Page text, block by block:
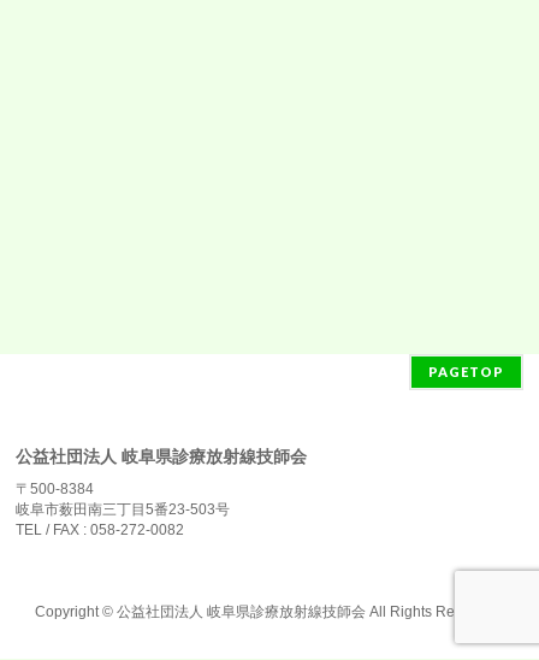
PAGETOP
公益社団法人 岐阜県診療放射線技師会
〒500-8384
岐阜市薮田南三丁目5番23-503号
TEL / FAX : 058-272-0082
Copyright ©公益社団法人 岐阜県診療放射線技師会 All Rights Reserved.